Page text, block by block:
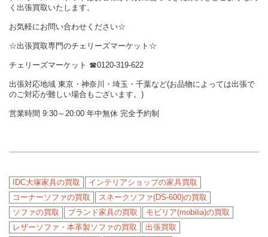
く出張買取いたします。
お気軽にお問い合わせください☆
☆出張買取専門のチェリーズマーケット☆
チェリーズマーケット ☎︎0120-319-622
出張対応地域 東京・神奈川・埼玉・千葉など(お品物によっては出張で
のご対応が難しい場合もございます。)
営業時間 9:30～20:00 年中無休 完全予約制
IDC大塚家具の買取
インテリアショップの家具買取
コーナーソファの買取
スネークソファ(DS-600)の買取
ソファの買取
ブランド家具の買取
モビリア(mobilia)の買取
レザーソファ・本革製ソファの買取
出張買取